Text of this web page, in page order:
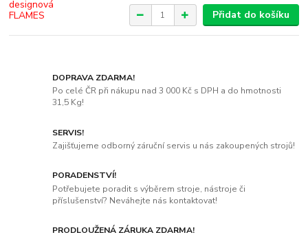
Přidat do košíku
DOPRAVA ZDARMA!
Po celé ČR při nákupu nad 3 000 Kč s DPH a do hmotnosti
31,5 Kg!
SERVIS!
Zajišťujeme odborný záruční servis u nás zakoupených strojů!
PORADENSTVÍ!
Potřebujete poradit s výběrem stroje, nástroje či
příslušenství? Neváhejte nás kontaktovat!
PRODLOUŽENÁ ZÁRUKA ZDARMA!